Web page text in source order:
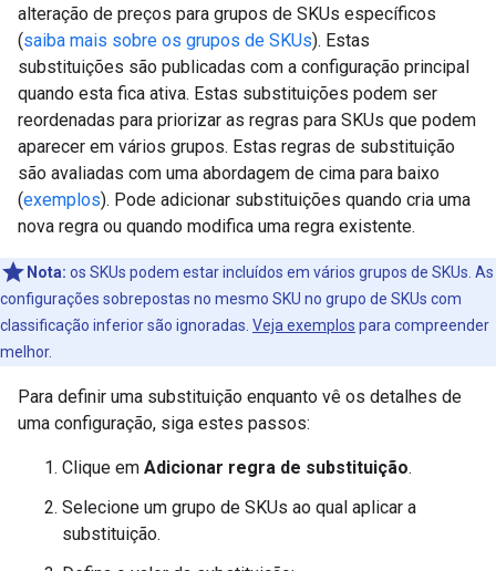
alteração de preços para grupos de SKUs específicos
(saiba mais sobre os grupos de SKUs). Estas
substituições são publicadas com a configuração principal
quando esta fica ativa. Estas substituições podem ser
reordenadas para priorizar as regras para SKUs que podem
aparecer em vários grupos. Estas regras de substituição
são avaliadas com uma abordagem de cima para baixo
(exemplos). Pode adicionar substituições quando cria uma
nova regra ou quando modifica uma regra existente.
Nota: os SKUs podem estar incluídos em vários grupos de SKUs. As
configurações sobrepostas no mesmo SKU no grupo de SKUs com
classificação inferior são ignoradas. Veja exemplos para compreender
melhor.
Para definir uma substituição enquanto vê os detalhes de
uma configuração, siga estes passos:
Clique em Adicionar regra de substituição.
Selecione um grupo de SKUs ao qual aplicar a
substituição.